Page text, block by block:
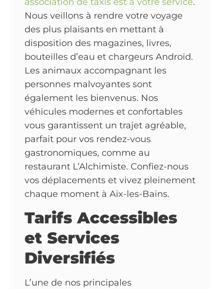
Nous veillons à rendre votre voyage
des plus plaisants en mettant à
disposition des magazines, livres,
bouteilles d’eau et chargeurs Android.
Les animaux accompagnant les
personnes malvoyantes sont
également les bienvenus. Nos
véhicules modernes et confortables
vous garantissent un trajet agréable,
parfait pour vos rendez-vous
gastronomiques, comme au
restaurant L’Alchimiste. Confiez-nous
vos déplacements et vivez pleinement
chaque moment à Aix-les-Bains.
Tarifs Accessibles
et Services
Diversifiés
L’une de nos principales